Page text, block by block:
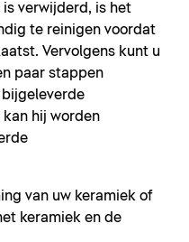
verwijderd, is het
te reinigen voordat
Vervolgens kunt u
paar stappen
hij worden
van uw keramiek of
keramiek en de